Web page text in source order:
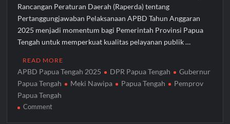
Rancangan Peraturan Daerah (Raperda) tentang
Pertanggungjawaban Pelaksanaan APBD Tahun Anggaran
2025 menjadi momentum bagi Pemerintah Provinsi Papua
Tengah untuk memperkuat kualitas pelayanan publik …
READ MORE
APBD Papua Tengah 2025 DPR Papua Tengah
Gubernur
Papua Tengah
Meki Nawipa Papua Tengah
Pemprov
Papua Tengah
Commenton